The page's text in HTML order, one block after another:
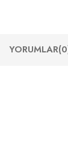
YORUMLAR